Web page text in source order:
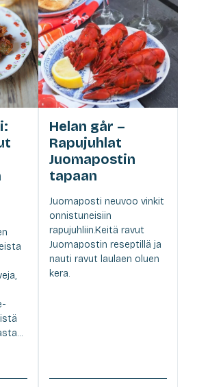
Helan går –
Rapujuhlat
Juomapostin
tapaan
Juomaposti neuvoo vinkit
onnistuneisiin
rapujuhliin.Keitä ravut
Juomapostin reseptillä ja
nauti ravut laulaen oluen
kera.